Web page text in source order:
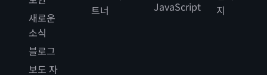
새로운
소식
블로그
보도 자
트너
JavaScript
지